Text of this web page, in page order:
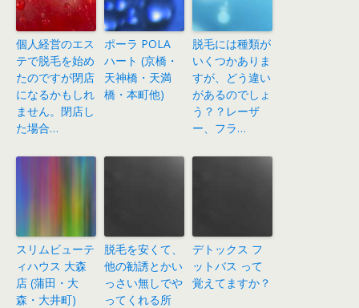
個人経営のエス
テで脱毛を始め
たのですが閉店
になるかもしれ
ません。閉店し
た場合…
ポーラ POLA
ハート (京橋・
天神橋・天満
橋・本町他)
脱毛には種類が
いくつかありま
すが、どう違い
があるのでしょ
う？？レーザ
ー、フラ…
スリムビューテ
ィハウス 大森
店 (蒲田・大
森・大井町)
脱毛を安くて、
他の勧誘とかい
っさい無しでや
ってくれる所
デトックス フ
ットバス って
覚えてますか？